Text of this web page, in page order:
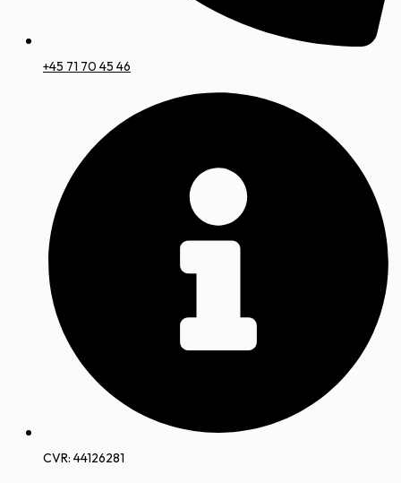
+45 71 70 45 46
CVR: 44126281